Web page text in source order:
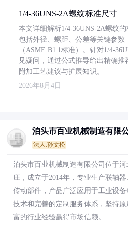
1/4-36UNS-2A螺纹标准尺寸
本文详细解析1/4-36UNS-2A螺纹
包括外径、螺距、公差等关键参数
（ASME B1.1标准）。针对1/4-
见疑问，通过公式推导给出精确推
附加工艺建议与扩展知识。
2026年8月4日
泊头市百业机械制造有限
法人:孙文松
泊头市百业机械制造有限公司位于
庄，成立于2014年，专业生产联轴
传动部件，产品广泛应用于工业设
技术和完善的定制服务体系，坚持
富的行业经验赢得市场信赖。